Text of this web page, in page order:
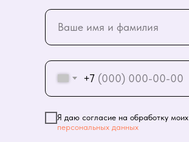
+7
Я даю согласие на обработку моих
персональных данных